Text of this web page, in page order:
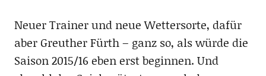
Neuer Trainer und neue Wettersorte, dafür
aber Greuther Fürth – ganz so, als würde die
Saison 2015/16 eben erst beginnen. Und